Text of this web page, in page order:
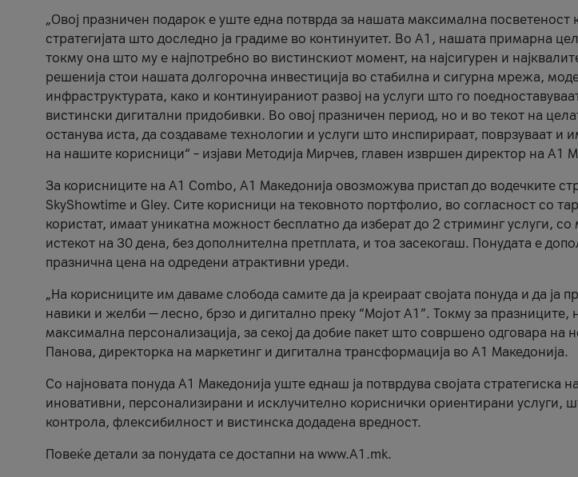
„Овој празничен подарок е уште една потврда за нашата максимална посветеност
стратегијата што доследно ја градиме во континуитет. Во А1, нашата примарна
токму она што му е најпотребно во вистинскиот момент, на најсигурен и
решенија стои нашата долгорочна инвестиција во стабилна и сигурна мрежа,
инфраструктурата, како и континуираниот развој на услуги што го
вистински дигитални придобивки. Во овој празничен период, но и во текот на
останува иста, да создаваме технологии и услуги што инспирираат, поврзуваат и
на нашите корисници“ – изјави Методија Мирчев, главен извршен директор на А1
За корисниците на A1 Combo, А1 Македонија овозможува пристап до водечките
SkyShowtime и Gley. Сите корисници на тековното портфолио, во согласност со
користат, имаат уникатна можност бесплатно да изберат до 2 стриминг услуги,
истекот на 30 дена, без дополнителна претплата, и тоа засекогаш. Понудата е
празнична цена на одредени атрактивни уреди.
„На корисниците им даваме слобода самите да ја креираат својата понуда и да ја
навики и желби — лесно, брзо и дигитално преку “Мојот А1”. Токму за
максимална персонализација, за секој да добие пакет што совршено одговара на
Панова, директорка на маркетинг и дигитална трансформација во А1 Македонија.
Со најновата понуда А1 Македонија уште еднаш ја потврдува својата стратегиска
иновативни, персонализирани и исклучително кориснички ориентирани услуги,
контрола, флексибилност и вистинска додадена вредност.
Повеќе детали за понудата се достапни на www.А1.mk.